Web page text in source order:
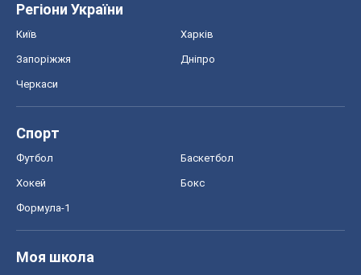
Регіони України
Київ Харків
Запоріжжя Дніпро
Черкаси
Спорт
Футбол Баскетбол
Хокей Бокс
Формула-1
Моя школа